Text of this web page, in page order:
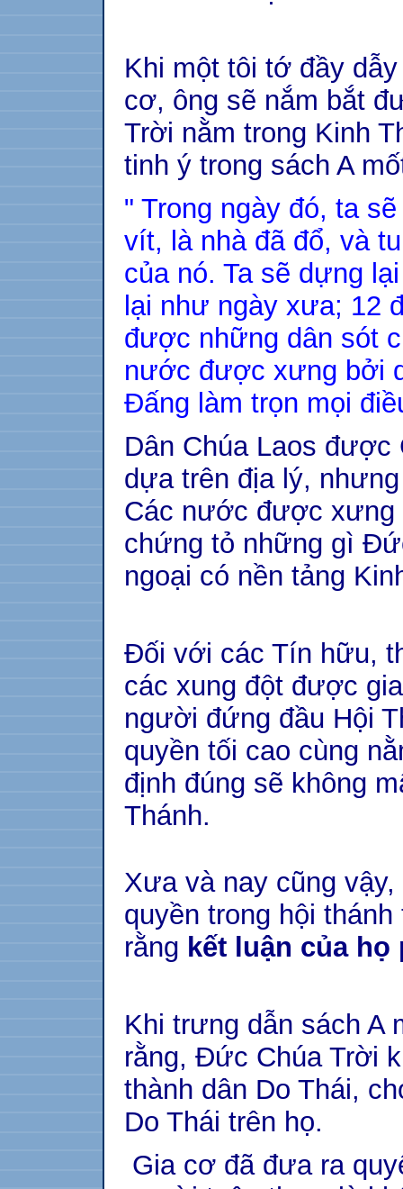
Khi một tôi tớ đầy
cơ, ông sẽ nắm bắt
Trời nằm trong Kinh
tinh ý trong sách A
" Trong ngày đó, ta
vít, là nhà đã đổ, và
của nó. Ta sẽ dựng
lại như ngày xưa; 12
được những dân sót
nước được xưng bởi
Đấng làm trọn mọi
Dân Chúa Laos được
dựa trên địa lý,
Các nước được xưng
chứng tỏ những gì
ngoại có nền tảng
Đối với các Tín hữu,
các xung đột được
người đứng đầu Hội
quyền tối cao cùng
định đúng sẽ không
Thánh.
Xưa và nay cũng
quyền trong hội
rằng kết luận của
Khi trưng dẫn sách A
rằng, Đức Chúa Trời
thành dân Do Thái,
Do Thái trên họ.
Gia cơ đã đưa ra